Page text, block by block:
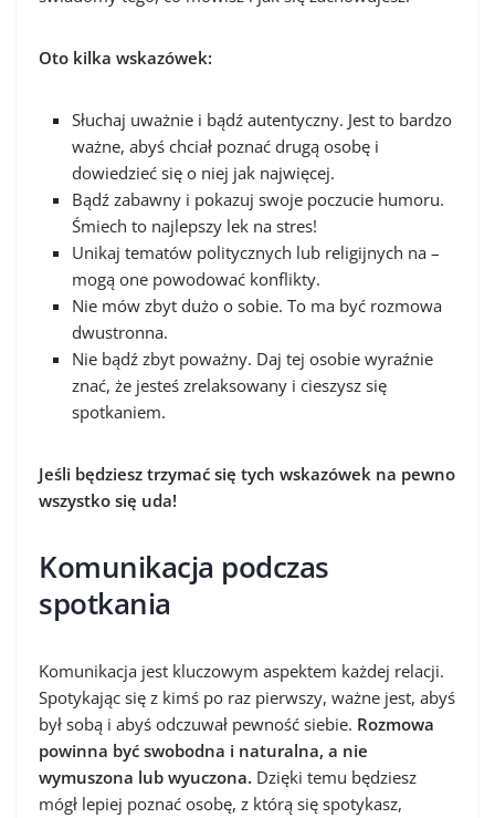
Oto kilka wskazówek:
Słuchaj uważnie i bądź autentyczny. Jest to bardzo
ważne, abyś chciał poznać drugą osobę i
dowiedzieć się o niej jak najwięcej.
Bądź zabawny i pokazuj swoje poczucie humoru.
Śmiech to najlepszy lek na stres!
Unikaj tematów politycznych lub religijnych na –
mogą one powodować konflikty.
Nie mów zbyt dużo o sobie. To ma być rozmowa
dwustronna.
Nie bądź zbyt poważny. Daj tej osobie wyraźnie
znać, że jesteś zrelaksowany i cieszysz się
spotkaniem.
Jeśli będziesz trzymać się tych wskazówek na pewno
wszystko się uda!
Komunikacja podczas
spotkania
Komunikacja jest kluczowym aspektem każdej relacji.
Spotykając się z kimś po raz pierwszy, ważne jest, abyś
był sobą i abyś odczuwał pewność siebie. Rozmowa
powinna być swobodna i naturalna, a nie
wymuszona lub wyuczona. Dzięki temu będziesz
mógł lepiej poznać osobę, z którą się spotykasz,